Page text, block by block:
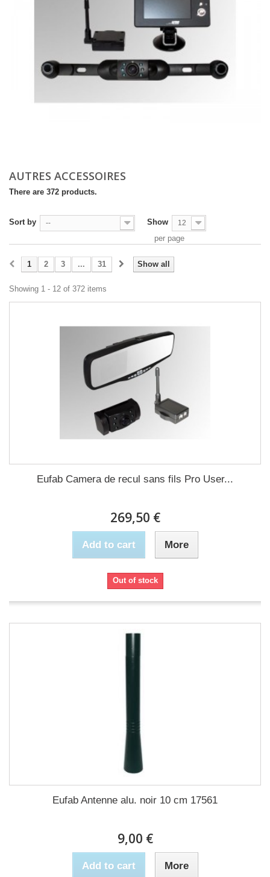
AUTRES ACCESSOIRES
There are 372 products.
Sort by -- Show 12
per page
Show all
1 2 3 ... 31
Showing 1 - 12 of 372 items
Eufab Camera de recul sans fils Pro User...
269,50 €
Add to cart More
Out of stock
Eufab Antenne alu. noir 10 cm 17561
9,00 €
Add to cart More